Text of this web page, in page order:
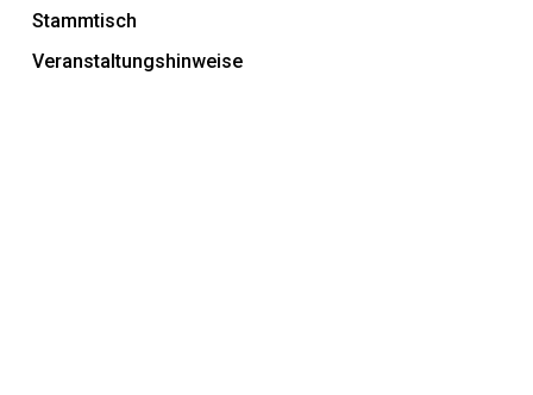
Stammtisch
Veranstaltungshinweise